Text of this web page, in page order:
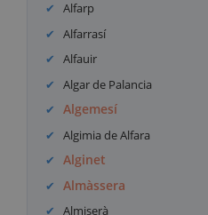
Alfarp
Alfarrasí
Alfauir
Algar de Palancia
Algemesí
Algimia de Alfara
Alginet
Almàssera
Almiserà